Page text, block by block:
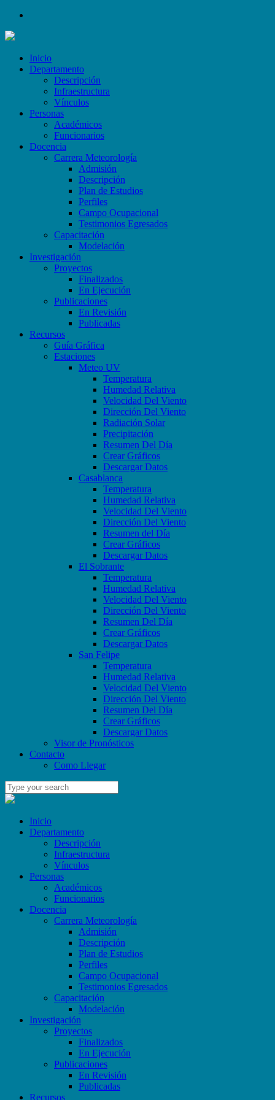
Inicio
Departamento
Descripción
Infraestructura
Vínculos
Personas
Académicos
Funcionarios
Docencia
Carrera Meteorología
Admisión
Descripción
Plan de Estudios
Perfiles
Campo Ocupacional
Testimonios Egresados
Capacitación
Modelación
Investigación
Proyectos
Finalizados
En Ejecución
Publicaciones
En Revisión
Publicadas
Recursos
Guía Gráfica
Estaciones
Meteo UV
Temperatura
Humedad Relativa
Velocidad Del Viento
Dirección Del Viento
Radiación Solar
Precipitación
Resumen Del Día
Crear Gráficos
Descargar Datos
Casablanca
Temperatura
Humedad Relativa
Velocidad Del Viento
Dirección Del Viento
Resumen del Día
Crear Gráficos
Descargar Datos
El Sobrante
Temperatura
Humedad Relativa
Velocidad Del Viento
Dirección Del Viento
Resumen Del Día
Crear Gráficos
Descargar Datos
San Felipe
Temperatura
Humedad Relativa
Velocidad Del Viento
Dirección Del Viento
Resumen Del Día
Crear Gráficos
Descargar Datos
Visor de Pronósticos
Contacto
Como Llegar
Inicio
Departamento
Descripción
Infraestructura
Vínculos
Personas
Académicos
Funcionarios
Docencia
Carrera Meteorología
Admisión
Descripción
Plan de Estudios
Perfiles
Campo Ocupacional
Testimonios Egresados
Capacitación
Modelación
Investigación
Proyectos
Finalizados
En Ejecución
Publicaciones
En Revisión
Publicadas
Recursos